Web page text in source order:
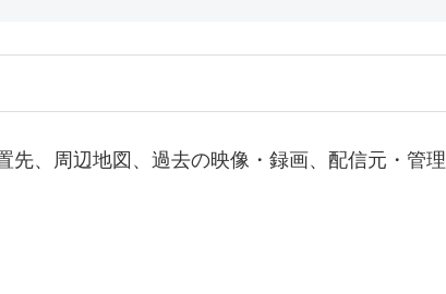
先、周辺地図、過去の映像・録画、配信元・管理